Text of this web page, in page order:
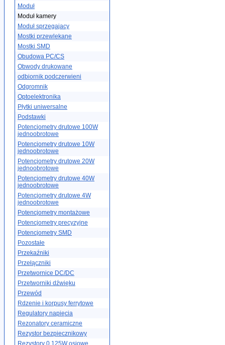
Moduł
Moduł kamery
Moduł sprzegajacy
Mostki przewlekane
Mostki SMD
Obudowa PC/CS
Obwody drukowane
odbiornik podczerwieni
Odgromnik
Optoelektronika
Płytki uniwersalne
Podstawki
Potencjometry drutowe 100W
jednoobrotowe
Potencjometry drutowe 10W
jednoobrotowe
Potencjometry drutowe 20W
jednoobrotowe
Potencjometry drutowe 40W
jednoobrotowe
Potencjometry drutowe 4W
jednoobrotowe
Potencjometry montażowe
Potencjometry precyzyjne
Potencjometry SMD
Pozostałe
Przekaźniki
Przełączniki
Przetwornice DC/DC
Przetworniki dźwięku
Przewód
Rdzenie i korpusy ferrytowe
Regulatory napięcia
Rezonatory ceramiczne
Rezystor bezpiecznikowy
Rezystory 0.125W osiowe